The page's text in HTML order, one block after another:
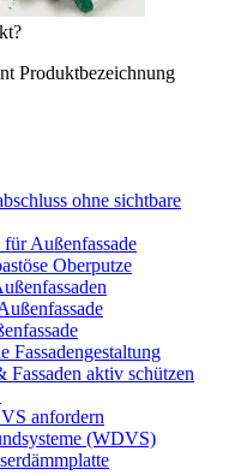
Produktbezeichnung
ohne sichtbare
Außenfassade
Oberputze
Fassadengestaltung
aktiv schützen
anfordern
(WDVS)